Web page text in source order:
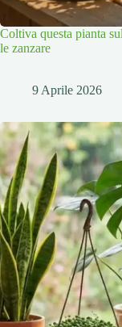
Coltiva questa pianta
le zanzare
9 Aprile 2026